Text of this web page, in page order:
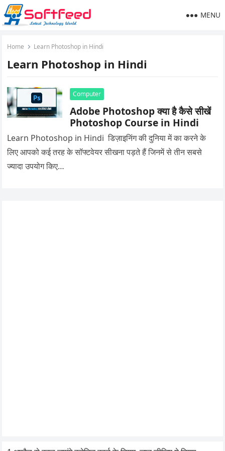
MENU
Home Learn Photoshop in Hindi
Learn Photoshop in Hindi
Computer
Adobe Photoshop क्या है कैसे सीखें
Photoshop Course in Hindi
Learn Photoshop in Hindi डिज़ाइनिंग की दुनिया में का करने के
लिए आपको कई तरह के सॉफ्टवेयर सीखना पड़ते हैं जिनमें से तीन सबसे
ज्यादा उपयोग किए…